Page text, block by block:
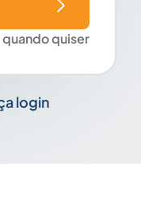
quiser
login